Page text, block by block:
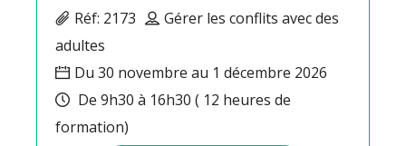
Réf: 2173
Gérer les conflits avec des
adultes
Du 30 novembre au 1 décembre 2026
De 9h30 à 16h30 ( 12 heures de
formation)